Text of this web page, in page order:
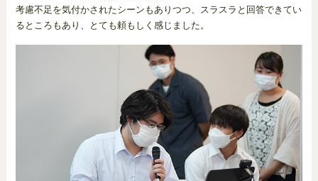
考慮不足を気付かされたシーンもありつつ、スラスラと回答できてい
るところもあり、とても頼もしく感じました。